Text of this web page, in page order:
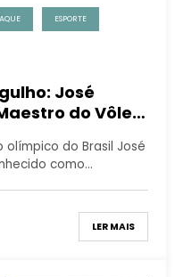
ESPORTE
José
do Vôlei
do Brasil José
como…
LER MAIS